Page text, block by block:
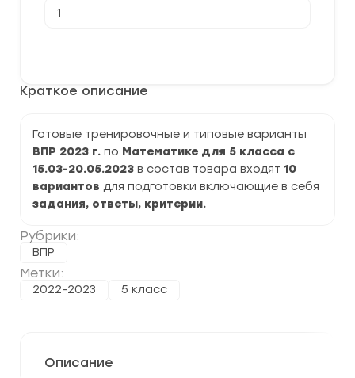
Краткое описание
Готовые тренировочные и типовые варианты
ВПР 2023 г. по Математике для 5 класса с
15.03-20.05.2023 в состав товара входят 10
вариантов для подготовки включающие в себя
задания, ответы, критерии.
Рубрики:
ВПР
Метки:
2022-2023 5 класс
товара
Математике
задания
и
ответы
Описание